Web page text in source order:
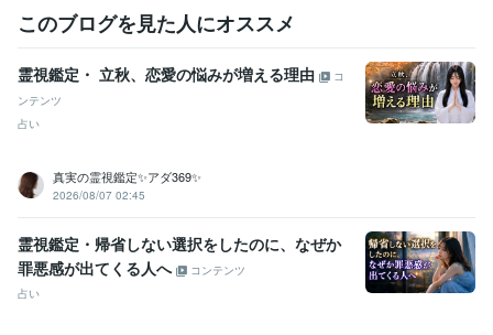
相談」ランキング1位 自己表現を豊かにするための特別支援学級での
音楽指導 子どもの実態や課題に応じた支援の方法や内容のあり方AB
A実践 ココナラ認定占い師 AbemaTV ABEMA Prime アベプラに出
演
小学校教員免許 取得年 : 2008年
中学校教員免許(音楽)
高等学校学校教員免許(音楽) 取得年 : 1997年
特別支援学校教員免許(知的・肢体・病弱) 取得年 : 2020年
認定レイキヒーラー 取得年 : 2003年
小学校教諭免許
このブログを見た人にオススメ
霊視鑑定・ 立秋、恋愛の悩みが増える理由
コ
ンテンツ
占い
真実の霊視鑑定✨アダ369✨
2026/08/07 02:45
霊視鑑定・帰省しない選択をしたのに、なぜか
罪悪感が出てくる人へ
コンテンツ
占い